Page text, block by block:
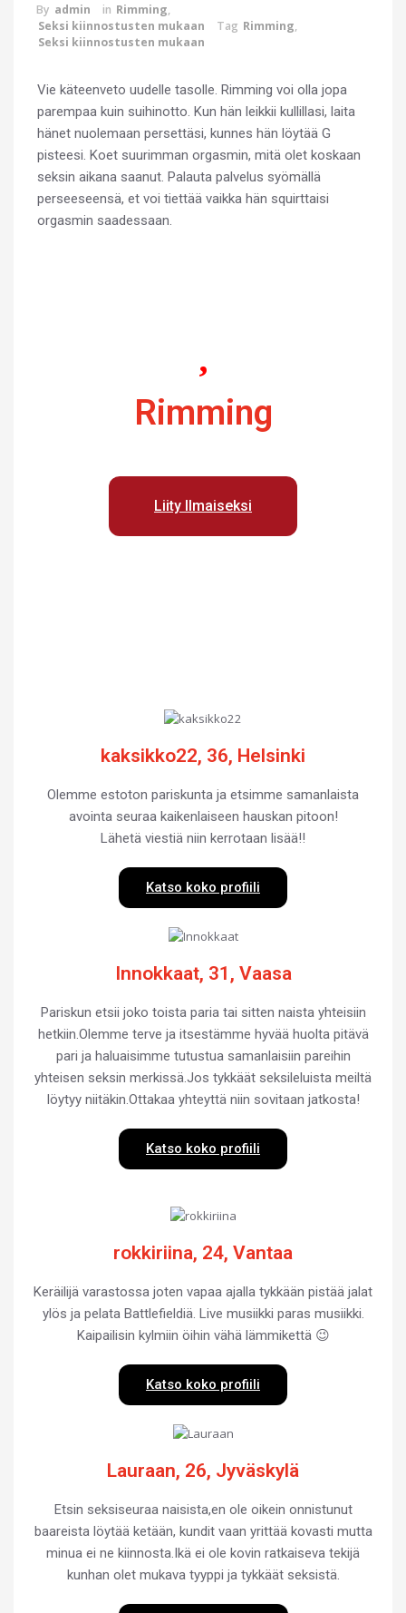
By admin in Rimming,
Seksi kiinnostusten mukaan
Tag Rimming,
Seksi kiinnostusten mukaan
Vie käteenveto uudelle tasolle. Rimming voi olla jopa
parempaa kuin suihinotto. Kun hän leikkii kullillasi, laita
hänet nuolemaan persettäsi, kunnes hän löytää G
pisteesi. Koet suurimman orgasmin, mitä olet koskaan
seksin aikana saanut. Palauta palvelus syömällä
perseeseensä, et voi tiettää vaikka hän squirttaisi
orgasmin saadessaan.
Rimming
Liity Ilmaiseksi
kaksikko22, 36, Helsinki
Olemme estoton pariskunta ja etsimme samanlaista
avointa seuraa kaikenlaiseen hauskan pitoon!
Lähetä viestiä niin kerrotaan lisää!!
Katso koko profiili
Innokkaat, 31, Vaasa
Pariskun etsii joko toista paria tai sitten naista yhteisiin
hetkiin.Olemme terve ja itsestämme hyvää huolta pitävä
pari ja haluaisimme tutustua samanlaisiin pareihin
yhteisen seksin merkissä.Jos tykkäät seksileluista meiltä
löytyy niitäkin.Ottakaa yhteyttä niin sovitaan jatkosta!
Katso koko profiili
rokkiriina, 24, Vantaa
Keräilijä varastossa joten vapaa ajalla tykkään pistää jalat
ylös ja pelata Battlefieldiä. Live musiikki paras musiikki.
Kaipailisin kylmiin öihin vähä lämmikettä 😉
Katso koko profiili
Lauraan, 26, Jyväskylä
Etsin seksiseuraa naisista,en ole oikein onnistunut
baareista löytää ketään, kundit vaan yrittää kovasti mutta
minua ei ne kiinnosta.Ikä ei ole kovin ratkaiseva tekijä
kunhan olet mukava tyyppi ja tykkäät seksistä.